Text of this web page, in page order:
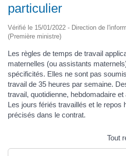
particulier
Vérifié le 15/01/2022 - Direction de
(Première ministre)
Les règles de temps de travail
maternelles (ou assistants
spécificités. Elles ne sont pas
travail de 35 heures par semaine.
travail, quotidienne, hebdomadaire
Les jours fériés travaillés et le repos
précisés dans le contrat.
Tout